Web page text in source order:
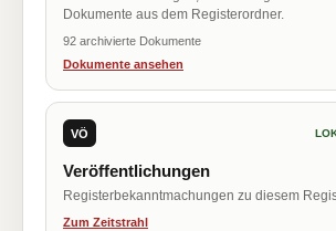
Dokumente aus dem Registerordner.
92 archivierte Dokumente
Dokumente ansehen
VÖ
Veröffentlichungen
Registerbekanntmachungen zu diesem
Zum Zeitstrahl